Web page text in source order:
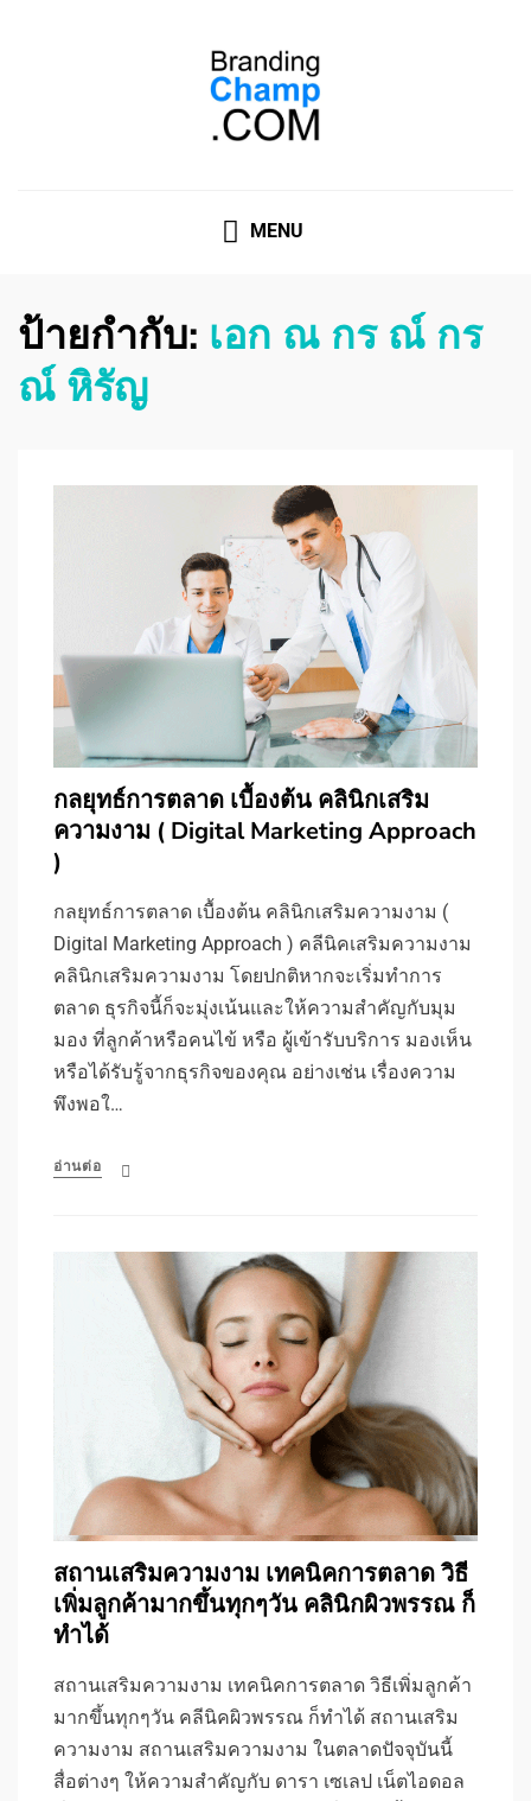
MENU
ป้ายกำกับ: เอก ณ กร ณ์ กร
ณ์ หิรัญ
กลยุทธ์การตลาด เบื้องต้น คลินิกเสริม
ความงาม ( Digital Marketing Approach
)
กลยุทธ์การตลาด เบื้องต้น คลินิกเสริมความงาม (
Digital Marketing Approach ) คลีนิคเสริมความงาม
คลินิกเสริมความงาม โดยปกติหากจะเริ่มทำการ
ตลาด ธุรกิจนี้ก็จะมุ่งเน้นและให้ความสำคัญกับมุม
มอง ที่ลูกค้าหรือคนไข้ หรือ ผู้เข้ารับบริการ มองเห็น
หรือได้รับรู้จากธุรกิจของคุณ อย่างเช่น เรื่องความ
พึงพอใ…
อ่านต่อ
สถานเสริมความงาม เทคนิคการตลาด วิธี
เพิ่มลูกค้ามากขึ้นทุกๆวัน คลินิกผิวพรรณ ก็
ทำได้
สถานเสริมความงาม เทคนิคการตลาด วิธีเพิ่มลูกค้า
มากขึ้นทุกๆวัน คลีนิคผิวพรรณ ก็ทำได้ สถานเสริม
ความงาม สถานเสริมความงาม ในตลาดปัจจุบันนี้
สื่อต่างๆ ให้ความสำคัญกับ ดารา เซเลป เน็ตไอดอล